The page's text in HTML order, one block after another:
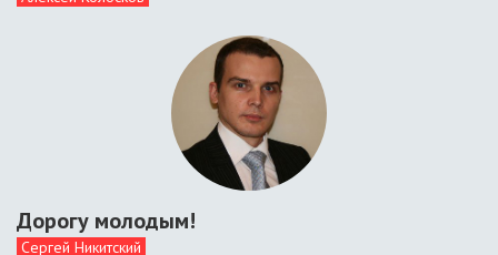
Дорогу молодым!
Сергей Никитский